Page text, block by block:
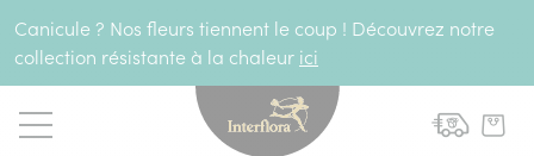
Canicule ? Nos fleurs tiennent le coup ! Découvrez notre
collection résistante à la chaleur ici